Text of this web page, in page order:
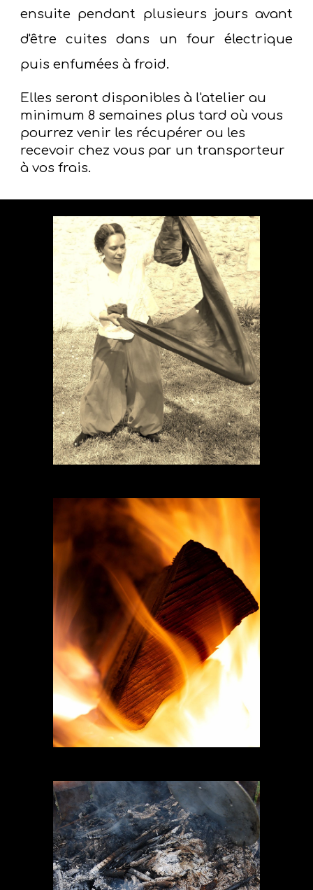
ensuite pendant plusieurs jours avant
d'être cuites dans un four électrique
puis enfumées à froid.
Elles seront disponibles à l'atelier au
minimum8 semaines plus tard où vous
pourrez venir les récupérer ou les
recevoir chez vous par un transporteur
à vos frais.